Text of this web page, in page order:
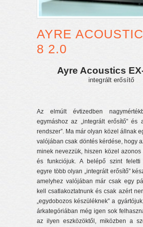
AYRE
8 2.0
Ayre Acoustics
integrált erősítő
Az elmúlt évtizedben
egymáshoz az „integrált erősítő” és
rendszer”. Ma már olyan közel állnak
valójában csak döntés kérdése, hogy
minek nevezzük, hiszen közel azonos
és funkciójuk. A belépő szint feletti
egyre több olyan „integrált erősítő”
amelyhez valójában már csak egy
kell csatlakoztatnunk és csak azért
„egydobozos készüléknek” a
árkategóriában még igen sok
az ilyen eszközöktől, miközben a